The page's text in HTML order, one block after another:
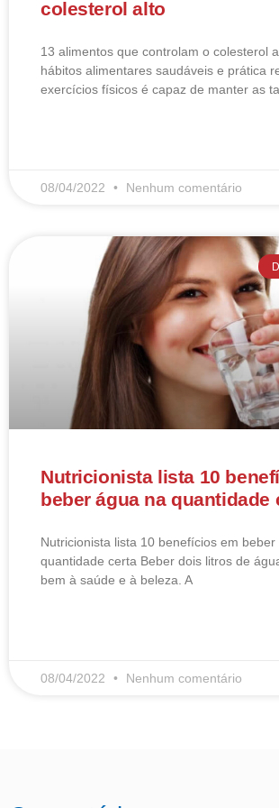
colesterol alto
13 alimentos que controlam o colesterol
hábitos alimentares saudáveis e prática
exercícios físicos é capaz de manter as
08/04/2022 Nenhum comentário
Nutricionista lista 10
beber água na quantidade
Nutricionista lista 10 benefícios em beber
quantidade certa Beber dois litros de
bem à saúde e à beleza. A
08/04/2022 Nenhum comentário